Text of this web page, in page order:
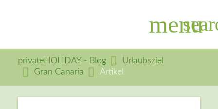
menu
Suchbegriffe
privateHOLIDAY - Blog
Urlaubsziel
Gran Canaria
Artikel